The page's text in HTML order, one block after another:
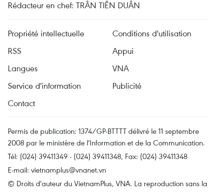
Rédacteur en chef: TRÂN TIÊN DUÂN
Propriété intellectuelle
Conditions d'utilisation
RSS
Appui
Langues
VNA
Service d'information
Publicité
Contact
Permis de publication: 1374/GP-BTTTT délivré le 11 septembre
2008 par le ministère de l'Information et de la Communication.
Tél: (024) 39411349 - (024) 39411348, Fax: (024) 39411348
E-mail: vietnamplus@vnanet.vn
© Droits d'auteur du VietnamPlus, VNA. La reproduction sans la